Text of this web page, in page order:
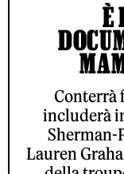
È
Conterrà
includerà
Sherman-
Lauren